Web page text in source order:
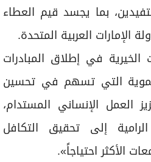
بما يجسد قيم العطاء
الإمارات العربية المتحدة.
الخيرية في إطلاق المبادرات
التي تسهم في تحسين
العمل الإنساني المستدام،
إلى تحقيق التكافل
الأكثر احتياجاً».